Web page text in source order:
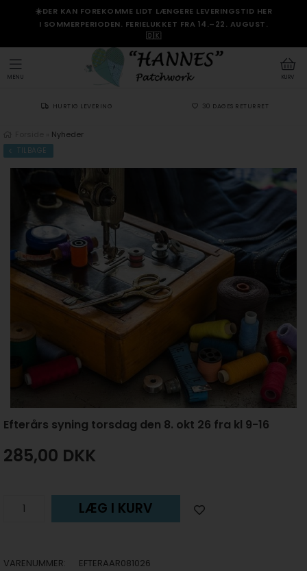
☀️DER KAN FOREKOMME LIDT LÆNGERE LEVERINGSTID HER
I SOMMERPERIODEN. FERIELUKKET FRA 14.–22. AUGUST.
🇩🇰
KURV
MENU
HURTIG LEVERING 30 DAGES RETURRET
Nyheder
TILBAGE
Efterårs syning torsdag den 8. okt 26 fra kl 9-16
285,00 DKK
LÆG I KURV
VARENUMMER:
EFTERAAR081026